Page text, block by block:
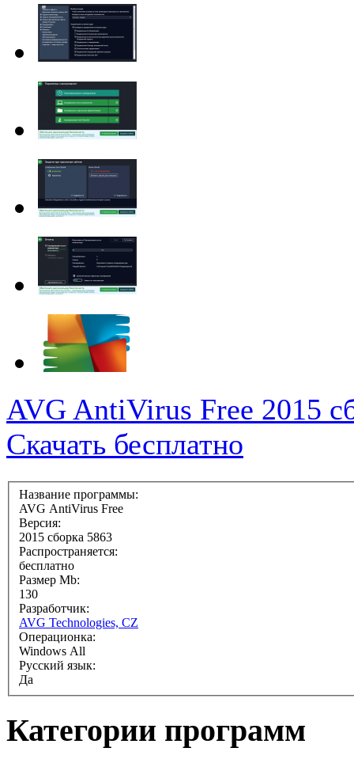
AVG AntiVirus Free 2015
Скачать бесплатно
Название программы:
AVG AntiVirus Free
Версия:
2015 сборка 5863
Распространяется:
бесплатно
Размер Mb:
130
Разработчик:
AVG Technologies, CZ
Операционка:
Windows All
Русский язык:
Да
Категории программ